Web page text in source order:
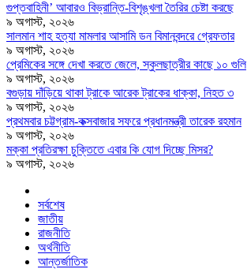
গুপ্তবাহিনী’ আবারও বিভ্রান্তি-বিশৃঙ্খলা তৈরির চেষ্টা করছে
৯ অগাস্ট, ২০২৬
সালমান শাহ হত্যা মামলার আসামি ডন বিমানবন্দরে গ্রেফতার
৯ অগাস্ট, ২০২৬
প্রেমিকের সঙ্গে দেখা করতে জেলে, স্কুলছাত্রীর কাছে ১০ গুলি
৯ অগাস্ট, ২০২৬
বগুড়ায় দাঁড়িয়ে থাকা ট্রাকে আরেক ট্রাকের ধাক্কা, নিহত ৩
৯ অগাস্ট, ২০২৬
প্রথমবার চট্টগ্রাম-কক্সবাজার সফরে প্রধানমন্ত্রী তারেক রহমান
৯ অগাস্ট, ২০২৬
মক্কা প্রতিরক্ষা চুক্তিতে এবার কি যোগ দিচ্ছে মিসর?
৯ অগাস্ট, ২০২৬
সর্বশেষ
জাতীয়
রাজনীতি
অর্থনীতি
আন্তর্জাতিক